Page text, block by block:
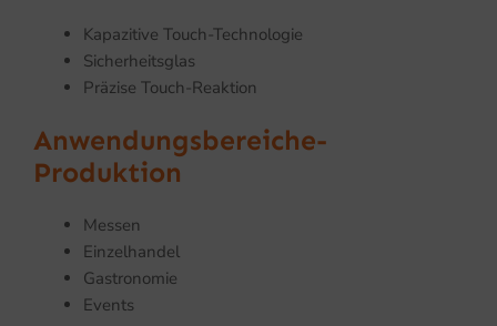
Kapazitive Touch-Technologie
Sicherheitsglas
Präzise Touch-Reaktion
Anwendungsbereiche-
Produktion
Messen
Einzelhandel
Gastronomie
Events